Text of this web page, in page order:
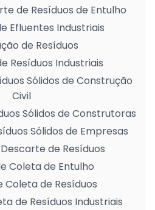
de Resíduos de Entulho
Efluentes Industriais
de Resíduos
Resíduos Industriais
Sólidos de Construção
Civil
Sólidos de Construtoras
Sólidos de Empresas
de Resíduos
Coleta de Entulho
Coleta de Resíduos
de Resíduos Industriais